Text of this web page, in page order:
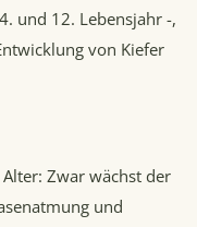
und 12. Lebensjahr -,
von Kiefer
Zwar wächst der
und